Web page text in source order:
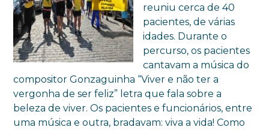
reuniu cerca de 40
pacientes, de várias
idades. Durante o
percurso, os pacientes
cantavam a música do
compositor Gonzaguinha “Viver e não ter a
vergonha de ser feliz” letra que fala sobre a
beleza de viver. Os pacientes e funcionários, entre
uma música e outra, bradavam: viva a vida! Como